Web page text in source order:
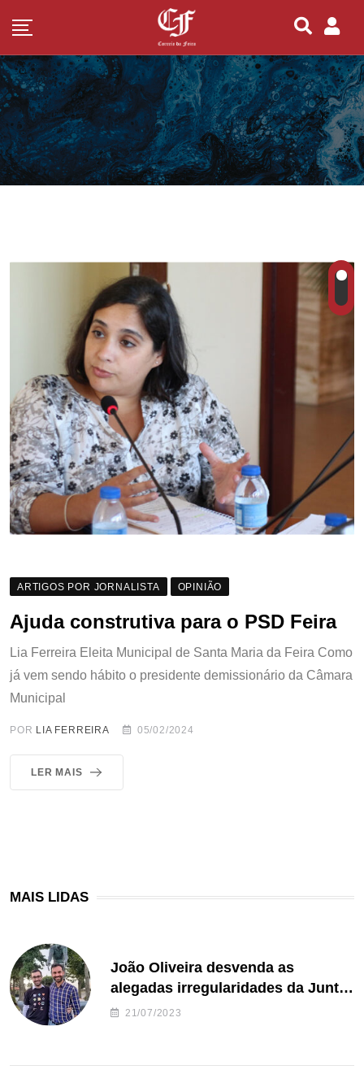
ARTIGOS POR JORNALISTA OPINIÃO
Ajuda construtiva para o PSD Feira
Lia Ferreira Eleita Municipal de Santa Maria da Feira Como
já vem sendo hábito o presidente demissionário da Câmara
Municipal
POR LIA FERREIRA 05/02/2024
LER MAIS
MAIS LIDAS
João Oliveira desvenda as
alegadas irregularidades da Junta
de Freguesia S. João de Ver
21/07/2023